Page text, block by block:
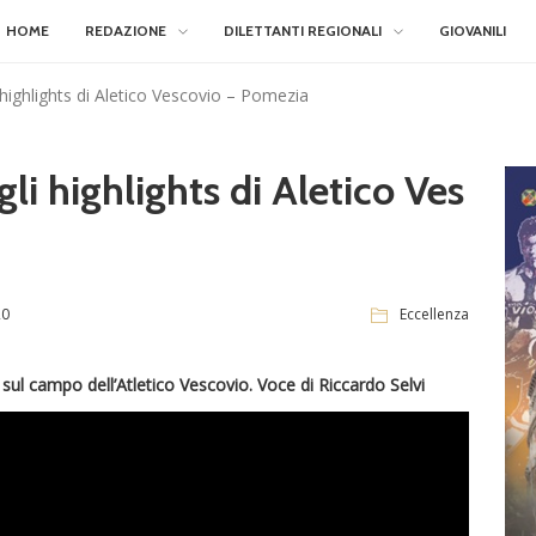
HOME REDAZIONE DILETTANTI REGIONALI GIOVANILI
di Aletico Vescovio – Pomezia
highlights di Aletico Ves
Eccellenza
campo dell’Atletico Vescovio. Voce di Riccardo Selvi